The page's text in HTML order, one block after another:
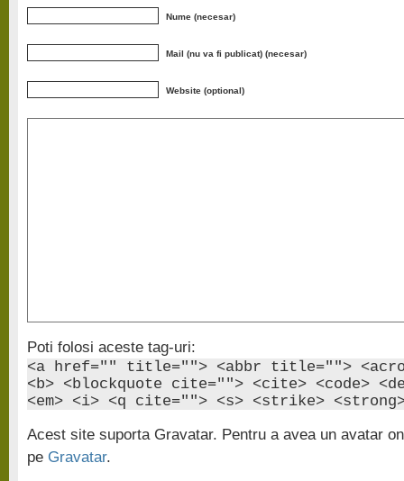
Nume (necesar)
Mail (nu va fi publicat) (necesar)
Website (optional)
Poti folosi aceste tag-uri:
<a href="" title=""> <abbr title="">
<b> <blockquote cite=""> <cite> <code>
<em> <i> <q cite=""> <s> <strike>
Acest site suporta Gravatar. Pentru a avea un avatar
pe Gravatar.